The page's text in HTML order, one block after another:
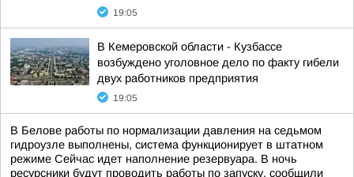
19:05
В Кемеровской области - Кузбассе
возбуждено уголовное дело по факту гибели
двух работников предприятия
19:05
В Белове работы по нормализации давления на седьмом
гидроузле выполнены, система функционирует в штатном
режиме Сейчас идет наполнение резервуара. В ночь
ресурсники будут проводить работы по запуску, сообщили